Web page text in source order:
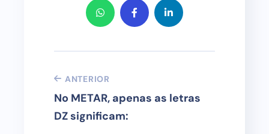
ANTERIOR
No METAR, apenas as letras
DZ significam: